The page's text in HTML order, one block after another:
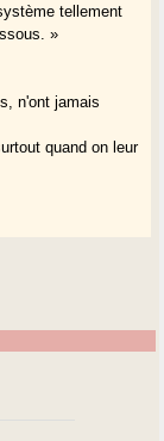
tellement
»
n'ont jamais
quand on leur